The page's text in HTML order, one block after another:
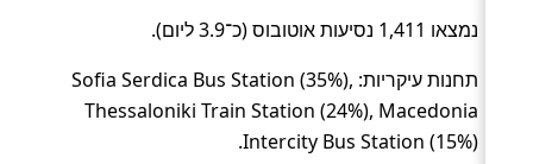
נמצאו 1,411 נסיעות אוטובוס (כ־3.9 ליום).
תחנות עיקריות: Sofia Serdica Bus Station (35%),
Thessaloniki Train Station (24%), Macedonia
Intercity Bus Station (15%).